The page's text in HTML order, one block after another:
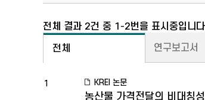
전체 결과 2건 중 1-2번을 표시중입니
전체 연구보고서
1 KREI 논문
농산물 가격전달의 비대칭